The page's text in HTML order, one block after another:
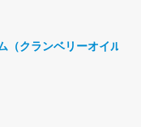
（クランベリーオイル）